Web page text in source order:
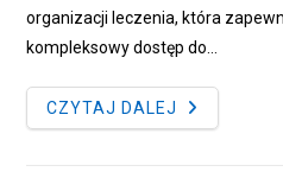
organizacji leczenia, która
kompleksowy dostęp do…
CZYTAJ DALEJ OPIEKA